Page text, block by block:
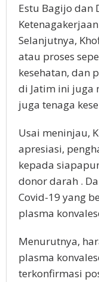
Estu Bagijo dan
Selanjutnya,
atau proses
kesehatan, dan
di Jatim ini juga
juga tenaga
Usai meninjau,
apresiasi,
kepada
donor darah .
Covid-19 yang
plasma
Menurutnya,
plasma
terkonfirmasi